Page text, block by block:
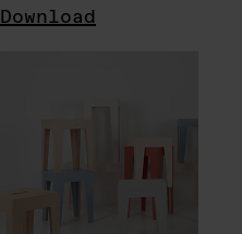
Download